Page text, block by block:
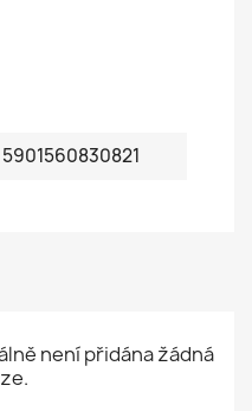
5901560830821
není přidána žádná